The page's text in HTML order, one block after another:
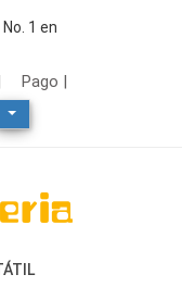
1 en
Pago |